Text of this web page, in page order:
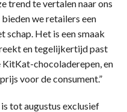
trend te vertalen naar ons
we retailers een
schap. Het is een smaak
en tegelijkertijd past
chocoladerepen, en
voor de consument.”
tot augustus exclusief